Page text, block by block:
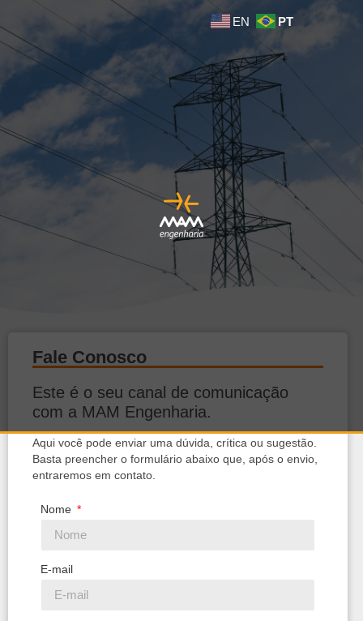
EN PT
Fale Conosco
Este é o seu canal de comunicação
com a MAM Engenharia.
Aqui você pode enviar uma dúvida, crítica ou sugestão.
Basta preencher o formulário abaixo que, após o envio,
entraremos em contato.
Nome
E-mail